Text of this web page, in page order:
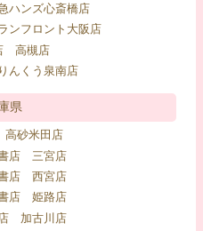
ハンズ心斎橋店
ンフロント大阪店
高槻店
んくう泉南店
県
砂米田店
店 三宮店
店 西宮店
店 姫路店
加古川店